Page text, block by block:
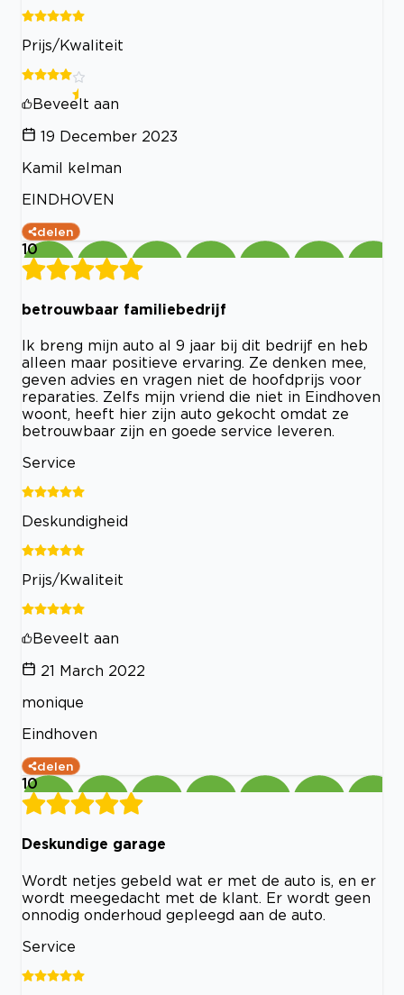
Prijs/Kwaliteit
Beveelt aan
19 December 2023
Kamil kelman
EINDHOVEN
delen
10
betrouwbaar familiebedrijf
Ik breng mijn auto al 9 jaar bij dit bedrijf en heb
alleen maar positieve ervaring. Ze denken mee,
geven advies en vragen niet de hoofdprijs voor
reparaties. Zelfs mijn vriend die niet in Eindhoven
woont, heeft hier zijn auto gekocht omdat ze
betrouwbaar zijn en goede service leveren.
Service
Deskundigheid
Prijs/Kwaliteit
Beveelt aan
21 March 2022
monique
Eindhoven
delen
10
Deskundige garage
Wordt netjes gebeld wat er met de auto is, en er
wordt meegedacht met de klant. Er wordt geen
onnodig onderhoud gepleegd aan de auto.
Service